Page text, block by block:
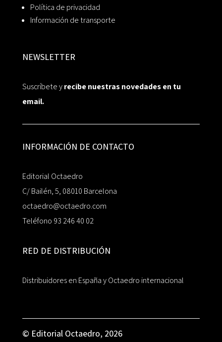
Política de privacidad
Información de transporte
NEWSLETTER
Suscríbete yrecibe nuestras novedades en tu
email.
INFORMACIÓN DE CONTACTO
Editorial Octaedro
C/ Bailén, 5, 08010 Barcelona
octaedro@octaedro.com
Teléfono 93 246 40 02
RED DE DISTRIBUCIÓN
Distribuidores en España y Octaedro internacional
© Editorial Octaedro, 2026